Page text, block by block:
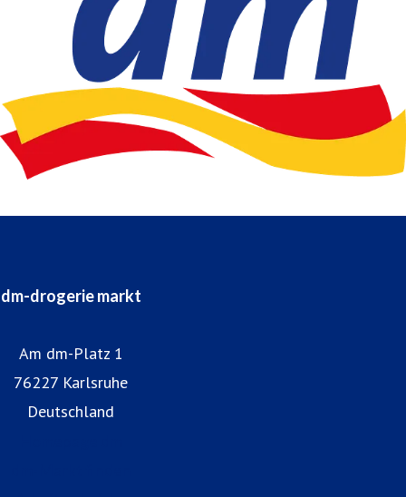
dm-drogerie markt
Am dm-Platz 1
76227 Karlsruhe
Deutschland